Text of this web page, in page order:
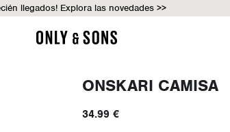
llegados! Explora las novedades >>
ONSKARI CAMISA
34.99 €